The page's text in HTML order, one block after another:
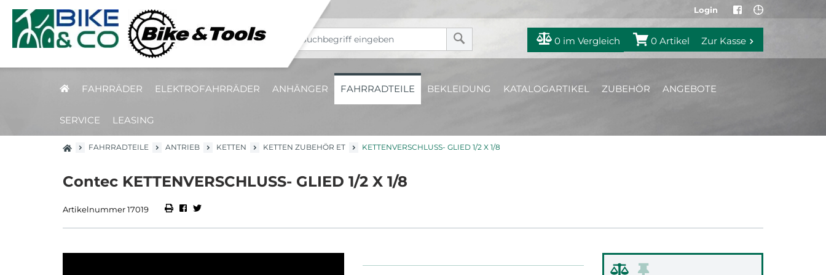
Login
0 im Vergleich 0 Artikel Zur Kasse
FAHRRÄDER ELEKTROFAHRRÄDER ANHÄNGER FAHRRADTEILE BEKLEIDUNG KATALOGARTIKEL ZUBEHÖR ANGEBOTE
SERVICE LEASING
FAHRRADTEILE ANTRIEB KETTEN KETTEN ZUBEHÖR ET KETTENVERSCHLUSS- GLIED 1/2 X 1/8
Contec KETTENVERSCHLUSS- GLIED 1/2 X 1/8
Artikelnummer 17019